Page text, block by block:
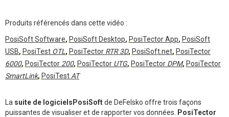
Produits référencés dans cette vidéo :
PosiSoft Software, PosiSoft Desktop, PosiTector App, PosiSoft
USB, PosiTest OTL , PosiTector RTR 3D, PosiSoft.net, PosiTector
6000, PosiTector 200, PosiTector UTG, PosiTector DPM, PosiTector
SmartLink, PosiTest AT
La suite de logicielsPosiSoftde DeFelsko offre trois façons
puissantes de visualiser et de rapporter vos données. PosiTector